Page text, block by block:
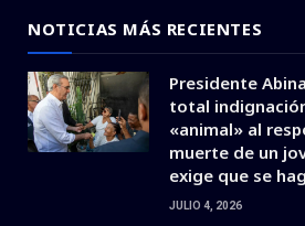
NOTICIAS MÁS RECIENTES
Presidente
total
«animal» al
muerte de un
exige que se
JULIO 4, 2026